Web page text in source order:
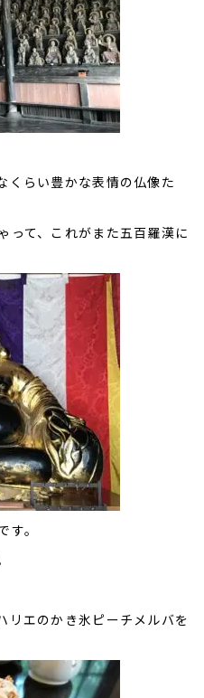
くらい豊かな表情の仏像た
って、これがまた五百羅漢に
。
リエのかき氷ピーチメルバを